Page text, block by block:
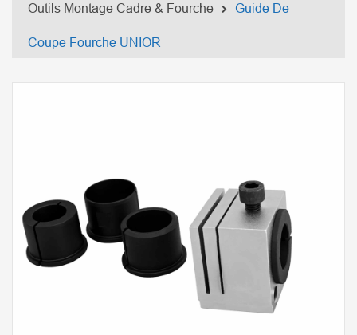
Outils Montage Cadre & Fourche Guide De
Coupe Fourche UNIOR